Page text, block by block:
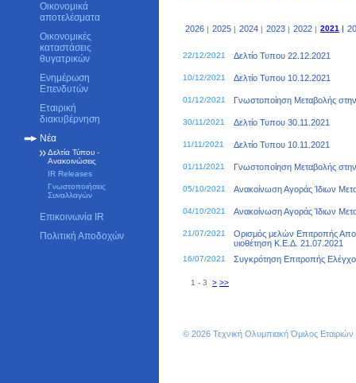
Οικονομικά
αποτελέσματα
Οικονομικές
καταστάσεις
θυγατρικών
Ενημέρωση
Επενδυτών
Εταιρική
διακυβέρνηση
Νέα
Δελτία Τύπου -
Ανακοινώσεις
IR Releases
Γνωστοποιήσεις
Συναλλαγών
Επικοινωνία IR
Πολιτική Αποδοχών
2026 | 2025 | 2024 | 2023 | 2022 | 2021 |
22/12/2021 Δελτίο Τυπου 22.12.2021
10/12/2021 Δελτίο Τυπου 10.12.2021
01/12/2021 Γνωστοποίηση Μεταβολής
30/11/2021 Δελτίο Τυπου 30.11.2021
11/11/2021 Δελτίο Τυπου 10.11.2021
01/11/2021 Γνωστοποίηση Μεταβολής
05/10/2021 Ανακοίνωση Αγοράς Ίδιων
04/10/2021 Ανακοίνωση Αγοράς Ίδιων
21/07/2021
Ορισμός μελών Επιτροπής
υιοθέτηση Κ.Ε.Δ. 21.07.2021
16/07/2021 Συγκρότηση Επιτροπής
1 - 3 > >>
© 2026 Τεχνική Ολυμπιακή Όμιλος